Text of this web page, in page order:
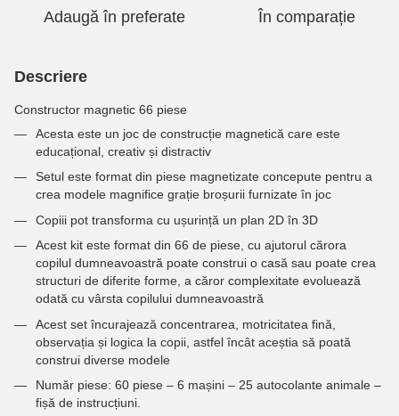
Adaugă în preferate În comparație
Descriere
Constructor magnetic 66 piese
Acesta este un joc de construcție magnetică care este
educațional, creativ și distractiv
Setul este format din piese magnetizate concepute pentru a
crea modele magnifice grație broșurii furnizate în joc
Copiii pot transforma cu ușurință un plan 2D în 3D
Acest kit este format din 66 de piese, cu ajutorul cărora
copilul dumneavoastră poate construi o casă sau poate crea
structuri de diferite forme, a căror complexitate evoluează
odată cu vârsta copilului dumneavoastră
Acest set încurajează concentrarea, motricitatea fină,
observația și logica la copii, astfel încât aceștia să poată
construi diverse modele
Număr piese: 60 piese – 6 mașini – 25 autocolante animale –
fișă de instrucțiuni.